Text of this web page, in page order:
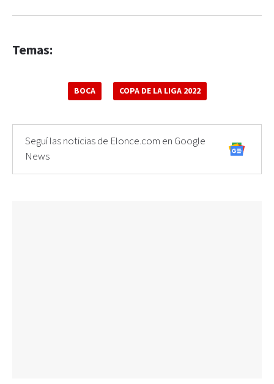
Temas:
BOCA COPA DE LA LIGA 2022
Seguí las noticias de Elonce.com en Google
News